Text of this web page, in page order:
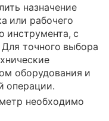
назначение
или рабочего
инструмента, с
точного выбора
оборудования и
операции.
необходимо